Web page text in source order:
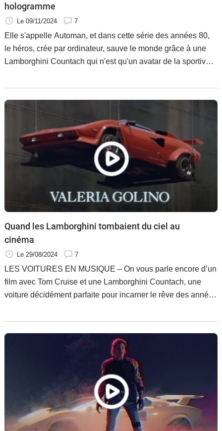
Forum
Moto
Marques
hologramme
Le 09/11/2024 7
Elle s'appelle Automan, et dans cette série des années 80,
le héros, crée par ordinateur, sauve le monde grâce à une
Lamborghini Countach qui n'est qu'un avatar de la sportive
Quand les Lamborghini tombaient du ciel au
cinéma
Le 29/08/2024 7
LES VOITURES EN MUSIQUE – On vous parle encore d’un
film avec Tom Cruise et une Lamborghini Countach, une
voiture décidément parfaite pour incarner le rêve des années